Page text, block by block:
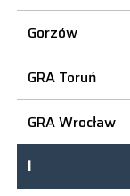
Gorzów
GRA Toruń
GRA Wrocław
I